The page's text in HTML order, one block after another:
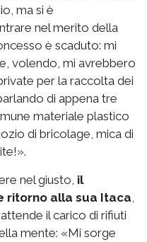
ma si è
nel merito della
è scaduto: mi
volendo, mi avrebbero
per la raccolta dei
di appena tre
materiale plastico
di bricolage, mica di
nel giusto, il
ritorno alla sua Itaca
il carico di rifiuti
mente: «Mi sorge